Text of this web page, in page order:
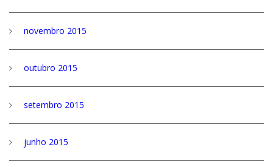
novembro 2015
outubro 2015
setembro 2015
junho 2015